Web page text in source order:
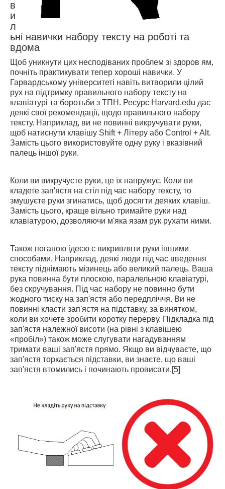
в
и
л
ьні навички набору тексту на роботі та
вдома
Щоб уникнути цих несподіваних проблем зі здоров ям,
почніть практикувати тепер хороші навички. У
Гарвардському університеті навіть витворили цілий
рух на підтримку правильного набору тексту на
клавіатурі та боротьби з ТПН. Ресурс Harvard.edu дає
деякі свої рекомендації, щодо правильного набору
тексту. Наприклад, ви не повинні викручувати руки,
щоб натиснути клавішу Shift + Літеру або Control + Alt.
Замість цього використовуйте одну руку і вказівний
палець іншої руки.
Коли ви викручуєте руки, це їх напружує. Коли ви
кладете зап'ястя на стіл під час набору тексту, то
змушуєте руки згинатись, щоб досягти деяких клавіш.
Замість цього, краще вільно тримайте руки над
клавіатурою, дозволяючи м'яка язам рук рухати ними.
Також поганою ідеєю є викривляти руки іншими
способами. Наприклад, деякі люди під час введення
тексту піднімають мізинець або великий палець. Ваша
рука повинна бути плоскою, паралельною клавіатурі,
без скручування. Під час набору не повинно бути
жодного тиску на зап'ястя або передпліччя. Ви не
повинні класти зап'ястя на підставку, за винятком,
коли ви хочете зробити коротку перерву. Підкладка під
зап'ястя належної висоти (на рівні з клавішею
«пробіл») також може слугувати нагадуванням
тримати ваші зап'ястя прямо. Якщо ви відчуваєте, що
зап'ястя торкається підставки, ви знаєте, що ваші
зап'ястя втомились і починають провисати.[5]